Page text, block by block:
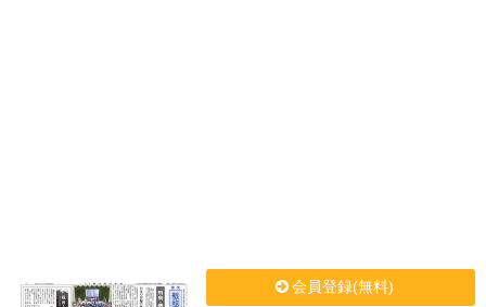
会員登録(無料)